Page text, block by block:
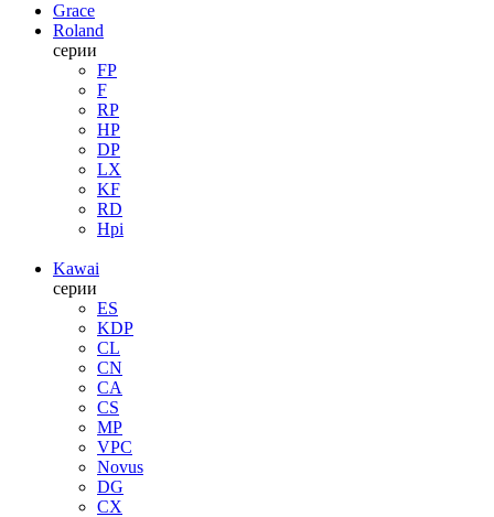
Grace
Roland
серии
FP
F
RP
HP
DP
LX
KF
RD
Hpi
Kawai
серии
ES
KDP
CL
CN
CA
CS
MP
VPC
Novus
DG
CX